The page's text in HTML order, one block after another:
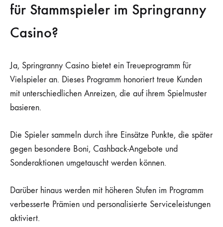
für Stammspieler im Springranny
Casino?
Ja, Springranny Casino bietet ein Treueprogramm für
Vielspieler an. Dieses Programm honoriert treue Kunden
mit unterschiedlichen Anreizen, die auf ihrem Spielmuster
basieren.
Die Spieler sammeln durch ihre Einsätze Punkte, die später
gegen besondere Boni, Cashback-Angebote und
Sonderaktionen umgetauscht werden können.
Darüber hinaus werden mit höheren Stufen im Programm
verbesserte Prämien und personalisierte Serviceleistungen
aktiviert.